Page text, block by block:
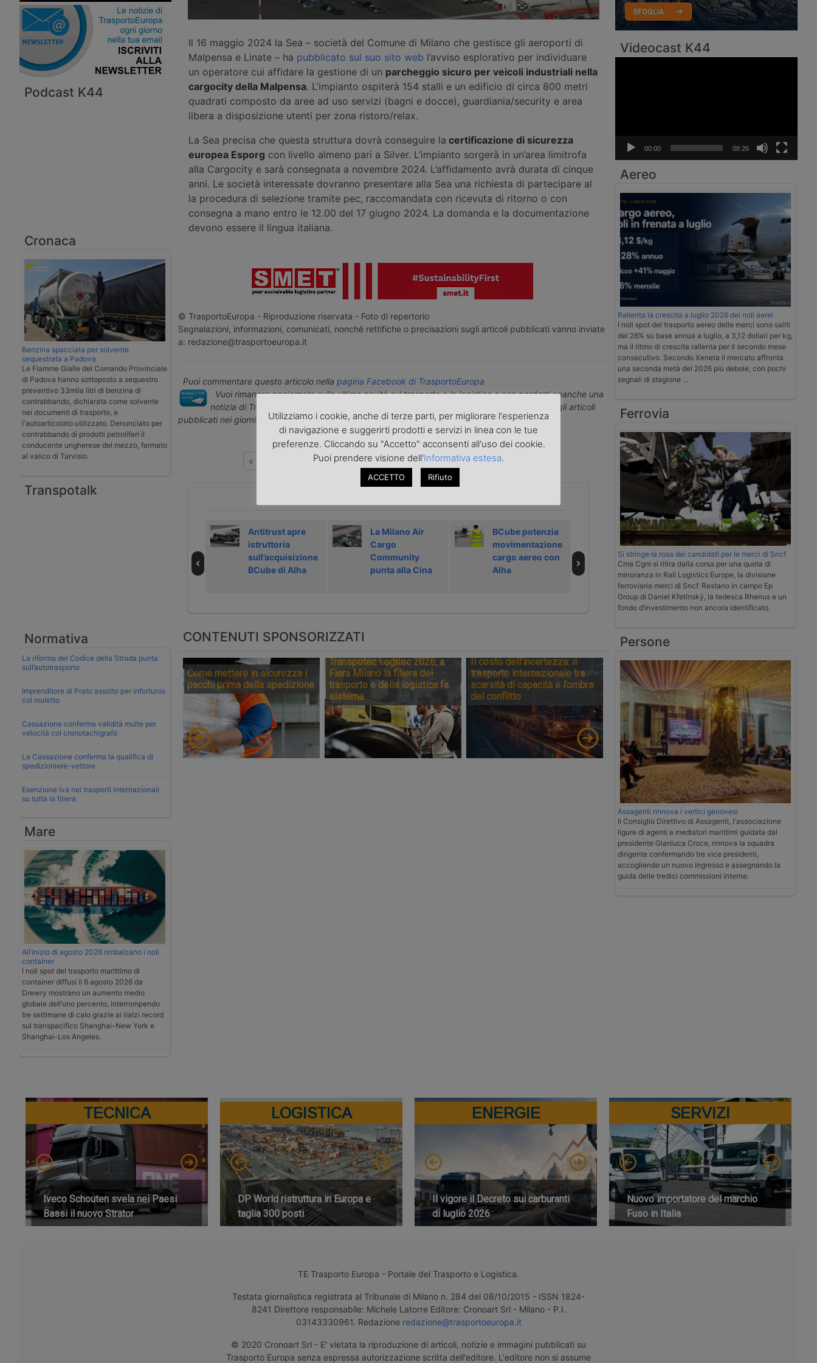
Podcast K44
Cronaca
Benzina spacciata per solvente
sequestrata a Padova
Le Fiamme Gialle del Comando Provinciale
di Padova hanno sottoposto a sequestro
preventivo 33mila litri di benzina di
contrabbando, dichiarata come solvente
nei documenti di trasporto, e
l'autoarticolato utilizzato. Denunciato per
contrabbando di prodotti petroliferi il
conducente ungherese del mezzo, fermato
al valico di Tarvisio.
Transpotalk
Normativa
La riforma del Codice della Strada punta
sull’autotrasporto
Imprenditore di Prato assolto per infortunio
col muletto
Cassazione conferma validità multe per
velocità col cronotachigrafo
La Cassazione conferma la qualifica di
spedizioniere-vettore
Esenzione Iva nei trasporti internazionali
su tutta la filiera
Mare
All’inizio di agosto 2026 rimbalzano i noli
container
I noli spot del trasporto marittimo di
container diffusi il 6 agosto 2026 da
Drewry mostrano un aumento medio
globale dell’uno percento, interrompendo
tre settimane di calo grazie ai rialzi record
sul transpacifico Shanghai-New York e
Shanghai-Los Angeles.
Il 16 maggio 2024 la Sea – società del Comune di Milano che gestisce gli aeroporti di
Malpensa e Linate – ha pubblicato sul suo sito web l’avviso esplorativo per individuare
un operatore cui affidare la gestione di un parcheggio sicuro per veicoli industriali nella
cargocity della Malpensa. L’impianto ospiterà 154 stalli e un edificio di circa 800 metri
quadrati composto da aree ad uso servizi (bagni e docce), guardiania/security e area
libera a disposizione utenti per zona ristoro/relax.
La Sea precisa che questa struttura dovrà conseguire la certificazione di sicurezza
europea Esporg con livello almeno pari a Silver. L’impianto sorgerà in un’area limitrofa
alla Cargocity e sarà consegnata a novembre 2024. L’affidamento avrà durata di cinque
anni. Le società interessate dovranno presentare alla Sea una richiesta di partecipare al
la procedura di selezione tramite pec, raccomandata con ricevuta di ritorno o con
consegna a mano entro le 12.00 del 17 giugno 2024. La domanda e la documentazione
devono essere il lingua italiana.
© TrasportoEuropa - Riproduzione riservata - Foto di repertorio
Segnalazioni, informazioni, comunicati, nonché rettifiche o precisazioni sugli articoli pubblicati vanno inviate
a: redazione@trasportoeuropa.it
Puoi commentare questo articolo nella pagina Facebook di TrasportoEuropa
Vuoi rimanere aggiornato sulle ultime novità sul trasporto e la logistica e non perderti neanche una
notizia di TrasportoEuropa?
con l'elenco ed i link di tutti gli articoli
pubblicati nei giorni precedenti l'invio. Gratuita e NO SPAM!
« Articolo precedente Articolo successivo »
Antitrust apre
istruttoria
sull’acquisizione
BCube di Alha
La Milano Air
Cargo
Community
punta alla Cina
BCube potenzia
movimentazione
cargo aereo con
Alha
Swissport
accelera sul
cargo aereo a
Malpensa
Uno sciopero
rallenta la
cargocity di
Malpensa
CONTENUTI SPONSORIZZATI
Come mettere in sicurezza i
pacchi prima della spedizione
Transpotec Logitec 2026: a
Fiera Milano la filiera del
trasporto e della logistica fa
sistema
Il costo dell’incertezza: il
trasporto internazionale tra
scarsità di capacità e l’ombra
del conflitto
Videocast K44
00:00 08:26
Aereo
Rallenta la crescita a luglio 2026 dei noli aerei
I noli spot del trasporto aereo delle merci sono saliti
del 28% su base annua a luglio, a 3,12 dollari per kg,
ma il ritmo di crescita rallenta per il secondo mese
consecutivo. Secondo Xeneta il mercato affronta
una seconda metà del 2026 più debole, con pochi
segnali di stagione …
Ferrovia
Si stringe la rosa dei candidati per le merci di Sncf
Cma Cgm si ritira dalla corsa per una quota di
minoranza in Rail Logistics Europe, la divisione
ferroviaria merci di Sncf. Restano in campo Ep
Group di Daniel Křetínský, la tedesca Rhenus e un
fondo d’investimento non ancora identificato.
Persone
Assagenti rinnova i vertici genovesi
Il Consiglio Direttivo di Assagenti, l'associazione
ligure di agenti e mediatori marittimi guidata dal
presidente Gianluca Croce, rinnova la squadra
dirigente confermando tre vice presidenti,
accogliendo un nuovo ingresso e assegnando la
guida delle tredici commissioni interne.
TECNICA
Iveco Schouten svela nei Paesi
Bassi il nuovo Strator
LOGISTICA
DP World ristruttura in Europa e
taglia 300 posti
ENERGIE
Il vigore il Decreto sui carburanti
di luglio 2026
SERVIZI
Nuovo importatore del marchio
Fuso in Italia
TE Trasporto Europa - Portale del Trasporto e Logistica.
Testata giornalistica registrata al Tribunale di Milano n. 284 del 08/10/2015 - ISSN 1824-
8241 Direttore responsabile: Michele Latorre Editore: Cronoart Srl - Milano - P.I.
03143330961. Redazione redazione@trasportoeuropa.it
© 2020 Cronoart Srl - E' vietata la riproduzione di articoli, notizie e immagini pubblicati su
Trasporto Europa senza espressa autorizzazione scritta dell'editore. L'editore non si assume
Utilizziamo i cookie, anche di terze parti, per migliorare l'esperienza
di navigazione e suggerirti prodotti e servizi in linea con le tue
preferenze. Cliccando su "Accetto" acconsenti all'uso dei cookie.
Puoi prendere visione dell'Informativa estesa.
ACCETTO Rifiuto